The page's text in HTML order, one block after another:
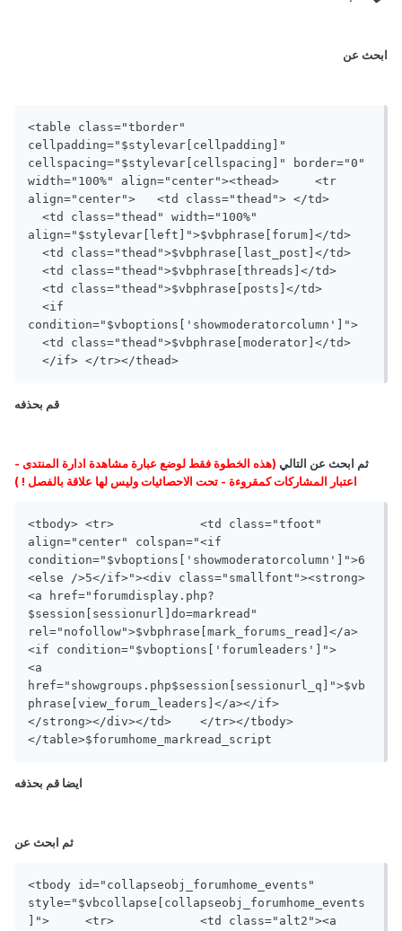
ابحث عن
<table class="tborder"
cellpadding="$stylevar[cellpadding]"
cellspacing="$stylevar[cellspacing]" border="0"
width="100%" align="center"><thead>	<tr
align="center">	  <td class="thead"> </td>
  <td class="thead" width="100%"
align="$stylevar[left]">$vbphrase[forum]</td>
  <td class="thead">$vbphrase[last_post]</td>
  <td class="thead">$vbphrase[threads]</td>
  <td class="thead">$vbphrase[posts]</td>
  <if
condition="$vboptions['showmoderatorcolumn']">
  <td class="thead">$vbphrase[moderator]</td>
  </if>	</tr></thead>
قم بحذفه
ثم ابحث عن التالي(هذه الخطوة فقط لوضع عبارة مشاهدة ادارة المنتدى -
اعتبار المشاركات كمقروءة - تحت الاحصائيات وليس لها علاقة بالفصل ! )
<tbody>	<tr>		<td class="tfoot"
align="center" colspan="<if
condition="$vboptions['showmoderatorcolumn']">6
<else />5</if>"><div class="smallfont"><strong>
<a href="forumdisplay.php?
$session[sessionurl]do=markread"
rel="nofollow">$vbphrase[mark_forums_read]</a>
<if condition="$vboptions['forumleaders']">
<a
href="showgroups.php$session[sessionurl_q]">$vb
phrase[view_forum_leaders]</a></if>
</strong></div></td>	</tr></tbody>
</table>$forumhome_markread_script
ايضا قم بحذفه
ثم ابحث عن
<tbody id="collapseobj_forumhome_events"
style="$vbcollapse[collapseobj_forumhome_events
]">	<tr>		<td class="alt2"><a